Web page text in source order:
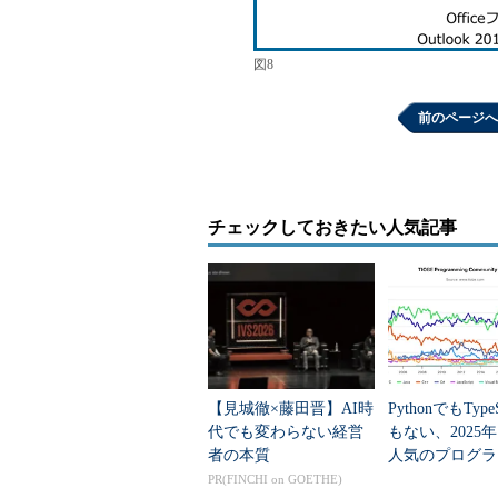
図8
前のページへ
チェックしておきたい人気記事
【見城徹×藤田晋】AI時
代でも変わらない経営
者の本質
PR(FINCHI on GOETHE)
Pythonでも
もない、2025
人気のプログ